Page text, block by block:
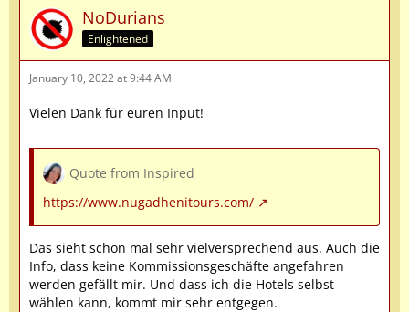
NoDurians
Enlightened
January 10, 2022 at 9:44 AM
Vielen Dank für euren Input!
Quote from Inspired
https://www.nugadhenitours.com/
Das sieht schon mal sehr vielversprechend aus. Auch die
Info, dass keine Kommissionsgeschäfte angefahren
werden gefällt mir. Und dass ich die Hotels selbst
wählen kann, kommt mir sehr entgegen.